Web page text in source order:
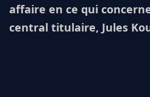
affaire en ce qui
central titulaire, Jules